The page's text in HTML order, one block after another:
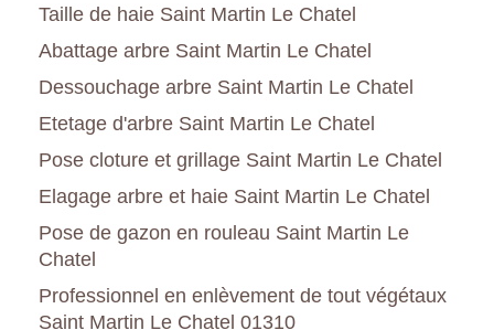
Taille de haie Saint Martin Le Chatel
Abattage arbre Saint Martin Le Chatel
Dessouchage arbre Saint Martin Le Chatel
Etetage d'arbre Saint Martin Le Chatel
Pose cloture et grillage Saint Martin Le Chatel
Elagage arbre et haie Saint Martin Le Chatel
Pose de gazon en rouleau Saint Martin Le
Chatel
Professionnel en enlèvement de tout végétaux
Saint Martin Le Chatel 01310